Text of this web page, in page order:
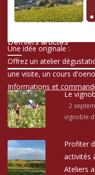
Une idée originale :
Offrez un atelier
une visite, un cours
Informations et
Derniers articles
Le
2
vignoble
Profiter
activités
Ateliers